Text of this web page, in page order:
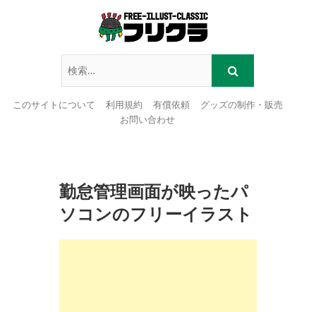
このサイトについて 利用規約 有償依頼
グッズの制作・販売
お問い合わせ
勤怠管理画面が映ったパ
ソコンのフリーイラスト